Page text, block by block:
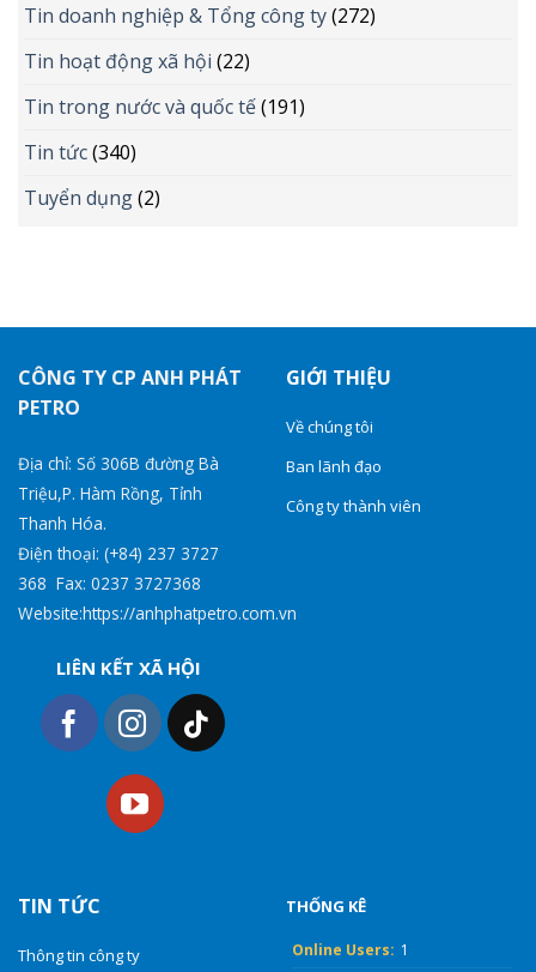
Tin doanh nghiệp & Tổng công ty(272)
Tin hoạt động xã hội (22)
Tin trong nước và quốc tế(191)
Tin tức(340)
Tuyển dụng(2)
CÔNG TY CP ANH PHÁT
PETRO
Địa chỉ: Số 306B đường Bà
Triệu,P. Hàm Rồng, Tỉnh
Thanh Hóa.
Điện thoại: (+84) 237 3727
368 Fax: 0237 3727368
Website:https://anhphatpetro.com.vn
LIÊN KẾT XÃ HỘI
GIỚI THIỆU
Về chúng tôi
Ban lãnh đạo
Công ty thành viên
TIN TỨC
Thông tin công ty
THỐNG KÊ
Online Users: 1